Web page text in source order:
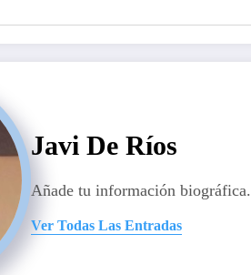
Javi De Ríos
Añade tu información biográfica.
Ver Todas Las Entradas